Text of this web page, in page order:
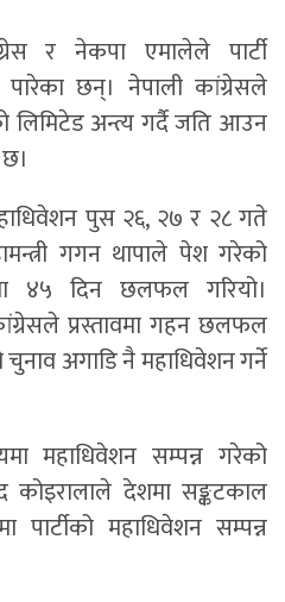
र नेकपा एमालेले पार्टी
पारेका छन्। नेपाली कांग्रेसले
लिमिटेड अन्त्य गर्दै जति आउन
पुस २६, २७ र २८ गते
गगन थापाले पेश गरेको
४५ दिन छलफल गरियो।
प्रस्तावमा गहन छलफल
अगाडि नै महाधिवेशन गर्ने
महाधिवेशन सम्पन्न गरेको
कोइरालाले देशमा सङ्कटकाल
महाधिवेशन सम्पन्न